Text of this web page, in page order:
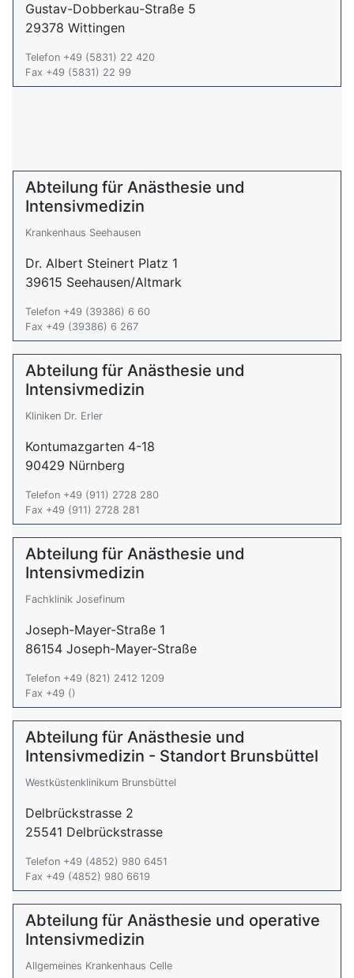
Gustav-Dobberkau-Straße 5
29378 Wittingen
Telefon +49 (5831) 22 420
Fax +49 (5831) 22 99
Abteilung für Anästhesie und
Intensivmedizin
Krankenhaus Seehausen
Dr. Albert Steinert Platz 1
39615 Seehausen/Altmark
Telefon +49 (39386) 6 60
Fax +49 (39386) 6 267
Abteilung für Anästhesie und
Intensivmedizin
Kliniken Dr. Erler
Kontumazgarten 4-18
90429 Nürnberg
Telefon +49 (911) 2728 280
Fax +49 (911) 2728 281
Abteilung für Anästhesie und
Intensivmedizin
Fachklinik Josefinum
Joseph-Mayer-Straße 1
86154 Joseph-Mayer-Straße
Telefon +49 (821) 2412 1209
Fax +49 ()
Abteilung für Anästhesie und
Intensivmedizin - Standort Brunsbüttel
Westküstenklinikum Brunsbüttel
Delbrückstrasse 2
25541 Delbrückstrasse
Telefon +49 (4852) 980 6451
Fax +49 (4852) 980 6619
Abteilung für Anästhesie und operative
Intensivmedizin
Allgemeines Krankenhaus Celle